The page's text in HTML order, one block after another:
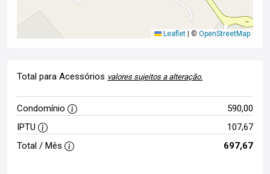
Leaflet © OpenStreetMap
Total para Acessórios valores sujeitos a alteração.
Condomínio
590,00
IPTU
107,67
Total / Mês
697,67